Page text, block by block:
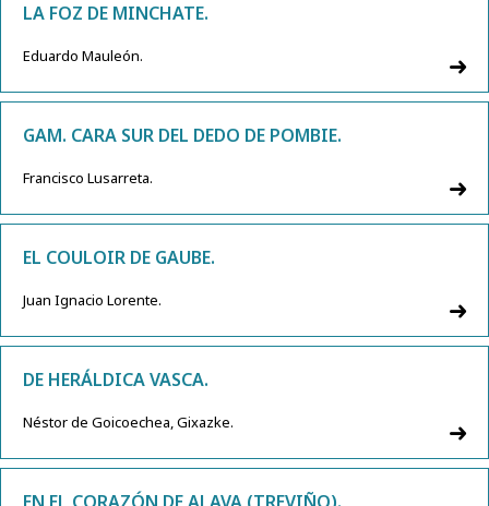
LA FOZ DE MINCHATE.
Eduardo Mauleón.
GAM. CARA SUR DEL DEDO DE POMBIE.
Francisco Lusarreta.
EL COULOIR DE GAUBE.
Juan Ignacio Lorente.
DE HERÁLDICA VASCA.
Néstor de Goicoechea, Gixazke.